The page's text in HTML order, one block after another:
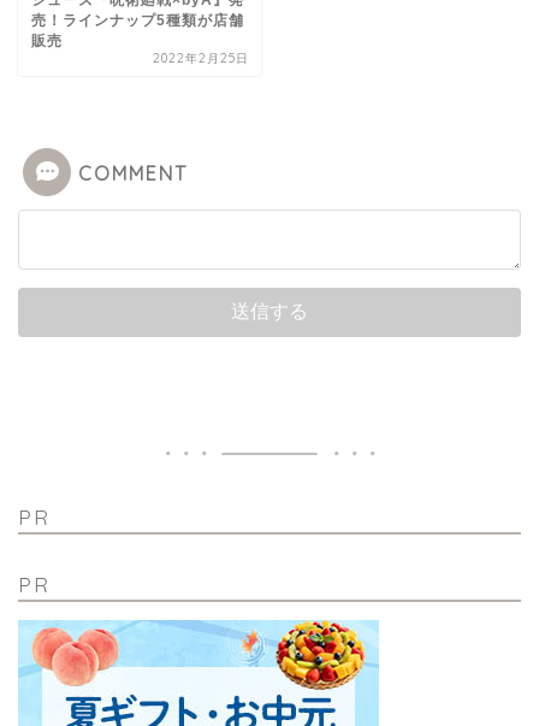
売！ラインナップ5種類が店舗
販売
2022年2月25日
COMMENT
PR
PR